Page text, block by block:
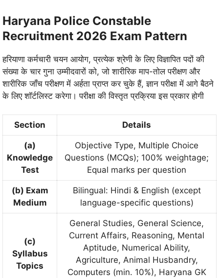
Haryana Police Constable
Recruitment 2026 Exam Pattern
हरियाणा कर्मचारी चयन आयोग, प्रत्येक श्रेणी के लिए विज्ञापित पदों की
संख्या के चार गुना उम्मीदवारों को, जो शारीरिक माप-तोल परीक्षण और
शारीरिक जाँच परीक्षण में अर्हता प्राप्त कर चुके हैं, ज्ञान परीक्षा में आगे बैठने
के लिए शॉर्टलिस्ट करेगा। परीक्षा की विस्तृत प्रक्रिया इस प्रकार होगी
Section Details
(a)
Knowledge
Test
Objective Type, Multiple Choice
Questions (MCQs); 100% weightage;
Equal marks per question
(b) Exam
Medium
Bilingual: Hindi & English (except
language-specific questions)
(c)
Syllabus
Topics
General Studies, General Science,
Current Affairs, Reasoning, Mental
Aptitude, Numerical Ability,
Agriculture, Animal Husbandry,
Computers (min. 10%), Haryana GK